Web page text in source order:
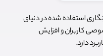
استفاده شده در دنیای
کاربران و افزایش
دارد.